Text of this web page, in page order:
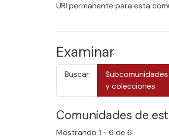
URI permanente para esta
Examinar
Buscar
Subcomunidades
y colecciones
Comunidades de
Mostrando 1 - 6 de 6